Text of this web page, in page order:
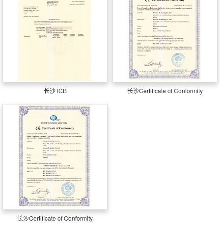
长沙TCB 长沙Certificate of Conformity
长沙Certificate of Conformity